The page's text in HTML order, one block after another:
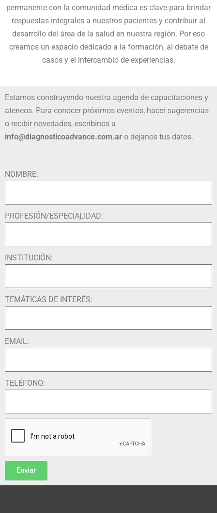
permanente con la comunidad médica es clave para brindar
respuestas integrales a nuestros pacientes y contribuir al
desarrollo del área de la salud en nuestra región. Por eso
creamos un espacio dedicado a la formación, al debate de
casos y el intercambio de experiencias.
Estamos construyendo nuestra agenda de capacitaciones y
ateneos. Para conocer próximos eventos, hacer sugerencias
o recibir novedades, escribinos a
info@diagnosticoadvance.com.ar o dejanos tus datos.
NOMBRE:
PROFESIÓN/ESPECIALIDAD:
INSTITUCIÓN:
TEMÁTICAS DE INTERÉS:
EMAIL:
TELÉFONO:
Enviar